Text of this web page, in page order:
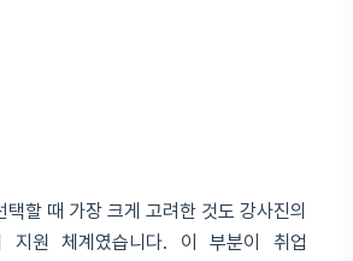
할 때 가장 크게 고려한 것도 강사진의
지원 체계였습니다. 이 부분이 취업